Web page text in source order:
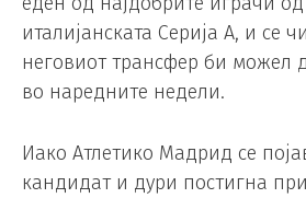
италијанската Серија А, и се
неговиот трансфер би можел
во наредните недели.
Иако Атлетико Мадрид се
кандидат и дури постигна